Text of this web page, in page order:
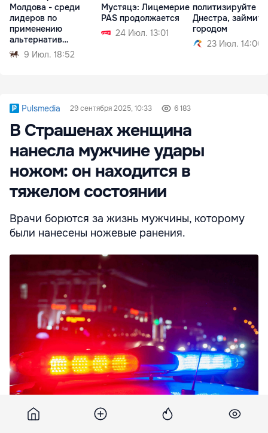
Молдова - среди
лидеров по
применению
альтернатив
тюремному
заключению
9 Июл. 18:52
Мустяцэ: Лицемерие
PAS продолжается
24 Июл. 13:01
политизируйте
Днестра,
городом
23 Июл. 14:00
Pulsmedia 29 сентября 2025, 10:33 6 183
В Страшенах женщина
нанесла мужчине удары
ножом: он находится в
тяжелом состоянии
Врачи борются за жизнь мужчины, которому
были нанесены ножевые ранения.